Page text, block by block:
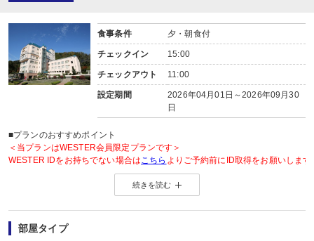
食事条件 夕・朝食付
チェックイン 15:00
チェックアウト 11:00
設定期間
2026年04月01日～2026年09月30
日
■プランのおすすめポイント
＜当プランはWESTER会員限定プランです＞
WESTER IDをお持ちでない場合はこちら よりご予約前にID取得をお願いします
◆WESTER会員様に「もらってうれしい」WESTERポイント2倍◆
＜WESTERポイントについて＞
旅行プラン利用分のWESTERポイント(通常)と同数分のWESTERポイント(期
WESTERポイント(期間・用途限定)は、ご旅行出発月の翌々月初旬の付与(予
続きを読む
部屋タイプ